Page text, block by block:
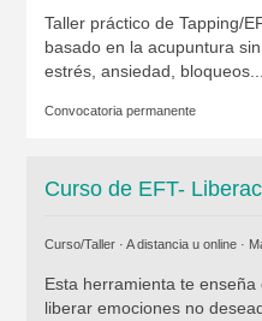
Taller práctico de Tapping/
basado en la acupuntura
estrés, ansiedad, bloqueos...
Convocatoria permanente
Curso de EFT-
Curso/Taller · A distancia u online ·
Esta herramienta te
liberar emociones no